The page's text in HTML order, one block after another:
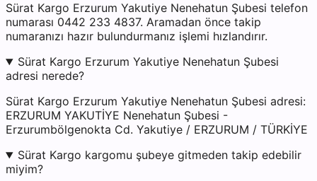
Sürat Kargo Erzurum Yakutiye Nenehatun Şubesi telefon
numarası 0442 233 4837. Aramadan önce takip
numaranızı hazır bulundurmanız işlemi hızlandırır.
Sürat Kargo Erzurum Yakutiye Nenehatun Şubesi
adresi nerede?
Sürat Kargo Erzurum Yakutiye Nenehatun Şubesi adresi:
ERZURUM YAKUTİYE Nenehatun Şubesi -
Erzurumbölgenokta Cd. Yakutiye / ERZURUM / TÜRKİYE
Sürat Kargo kargomu şubeye gitmeden takip edebilir
miyim?